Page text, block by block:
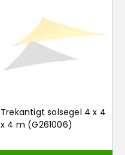
Trekantigt solsegel 4 x 4
x 4 m (G261006)